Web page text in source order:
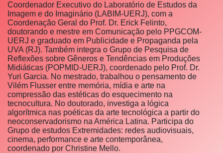
Coordenador Executivo do Laboratório de Estudos da
Imagem e do Imaginário (LABIM-UERJ), com a
Coordenação Geral do Prof. Dr. Erick Felinto,
doutorando e mestre em Comunicação pelo PPGCOM-
UERJ e graduado em Publicidade e Propaganda pela
UVA (RJ). Também integra o Grupo de Pesquisa de
Reflexões sobre Gêneros e Tendências em Produções
Midiáticas (POPMID-UERJ), coordenado pelo Prof. Dr.
Yuri Garcia. No mestrado, trabalhou o pensamento de
Vilém Flusser entre memória, mídia e arte na
compressão das estéticas do esquecimento na
tecnocultura. No doutorado, investiga a lógica
algorítmica nas poéticas da arte tecnológica a partir do
neoconservadorismo na América Latina. Participa do
Grupo de estudos Extremidades: redes audiovisuais,
cinema, performance e arte contemporânea,
coordenado por Christine Mello.